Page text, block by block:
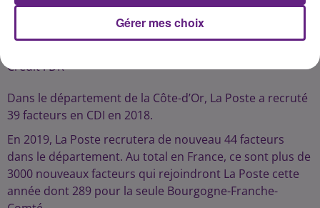
Crédit :DR
Dans le département de la Côte-d’Or, La Poste a recruté
39 facteurs en CDI en 2018.
En 2019, La Poste recrutera de nouveau 44 facteurs
dans le département. Au total en France, ce sont plus de
3000 nouveaux facteurs qui rejoindront La Poste cette
année dont 289 pour la seule Bourgogne-Franche-
Gérer mes choix